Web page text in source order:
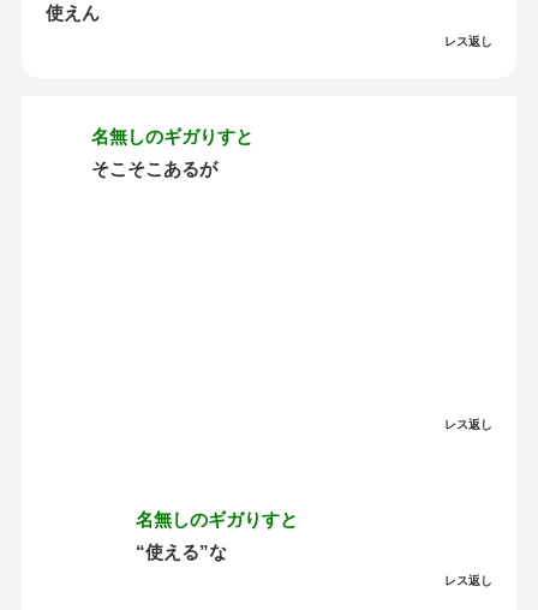
使えん
レス返し
名無しのギガりすと
そこそこあるが
レス返し
名無しのギガりすと
“使える”な
レス返し